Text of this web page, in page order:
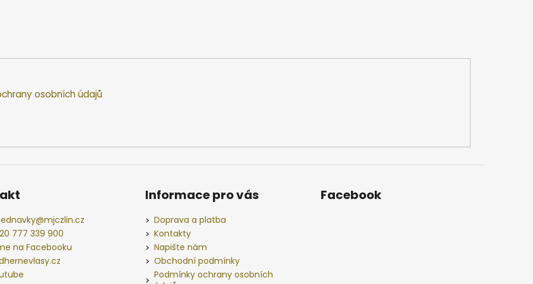
osobních údajů
@mjczlin.cz
777 339 900
na Facebooku
Informace pro vás
Doprava a platba
Kontakty
Napište nám
Obchodní podmínky
Podmínky ochrany osobních
Facebook